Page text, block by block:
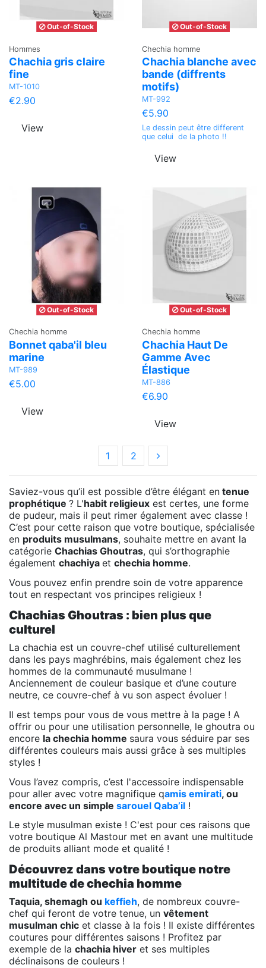
Out-of-Stock
Hommes
Chachia gris claire
fine
MT-1010
€2.90
View
Out-of-Stock
Chechia homme
Chachia blanche avec
bande (diffrents
motifs)
MT-992
€5.90
Le dessin peut être different
que celui de la photo !!
View
Out-of-Stock
Chechia homme
Bonnet qaba'il bleu
marine
MT-989
€5.00
View
Out-of-Stock
Chechia homme
Chachia Haut De
Gamme Avec
Élastique
MT-886
€6.90
View
1 2
Saviez-vous qu’il est possible d’être élégant en tenue
prophétique ? L'habit religieux est certes, une forme
de pudeur, mais il peut rimer également avec classe !
C’est pour cette raison que votre boutique, spécialisée
en produits musulmans, souhaite mettre en avant la
catégorie Chachias Ghoutras, qui s’orthographie
également chachiya et chechia homme.
Vous pouvez enfin prendre soin de votre apparence
tout en respectant vos principes religieux !
Chachias Ghoutras : bien plus que
culturel
La chachia est un couvre-chef utilisé culturellement
dans les pays maghrébins, mais également chez les
hommes de la communauté musulmane !
Anciennement de couleur basique et d’une couture
neutre, ce couvre-chef à vu son aspect évoluer !
Il est temps pour vous de vous mettre à la page ! A
offrir ou pour une utilisation personnelle, le ghoutra ou
encore la chechia homme saura vous séduire par ses
différentes couleurs mais aussi grâce à ses multiples
styles !
Vous l’avez compris, c’est l'accessoire indispensable
pour aller avec votre magnifique qamis emirati, ou
encore avec un simple sarouel Qaba’il !
Le style musulman existe ! C'est pour ces raisons que
votre boutique Al Mastour met en avant une multitude
de produits alliant mode et qualité !
Découvrez dans votre boutique notre
multitude de chechia homme
Taquia, shemagh ou keffieh, de nombreux couvre-
chef qui feront de votre tenue, un vêtement
musulman chic et classe à la fois ! Il existe différentes
coutures pour différentes saisons ! Profitez par
exemple de la chachia hiver et ses multiples
déclinaisons de couleurs !